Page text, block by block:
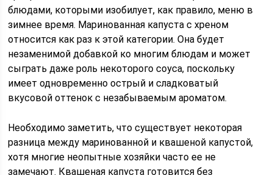
блюдами, которыми изобилует, как правило, меню в
зимнее время. Маринованная капуста с хреном
относится как раз к этой категории. Она будет
незаменимой добавкой ко многим блюдам и может
сыграть даже роль некоторого соуса, поскольку
имеет одновременно острый и сладковатый
вкусовой оттенок с незабываемым ароматом.
Необходимо заметить, что существует некоторая
разница между маринованной и квашеной капустой,
хотя многие неопытные хозяйки часто ее не
замечают. Квашеная капуста готовится без